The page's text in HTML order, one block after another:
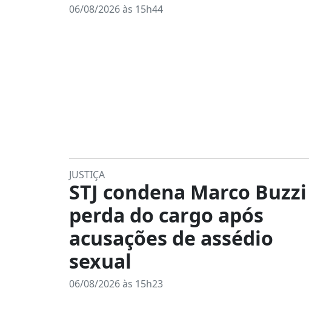
06/08/2026 às 15h44
JUSTIÇA
STJ condena Marco
perda do cargo após
acusações de assédio
sexual
06/08/2026 às 15h23